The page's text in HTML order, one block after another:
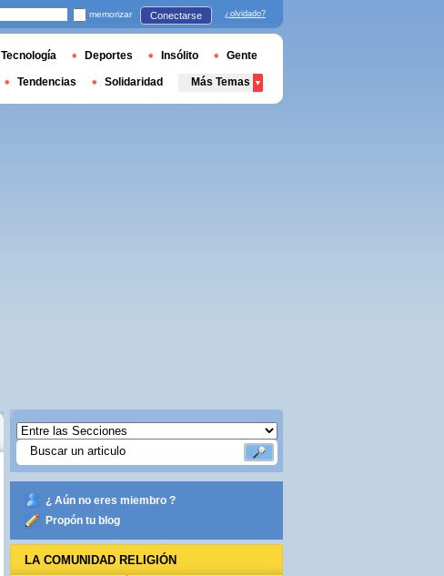
¿ Aún no eres miembro ?
Propón tu blog
LA COMUNIDAD RELIGIÓN
memorizar Conectarse ¿olvidado?
Tecnología Deportes Insólito Gente
Tendencias Solidaridad Más Temas